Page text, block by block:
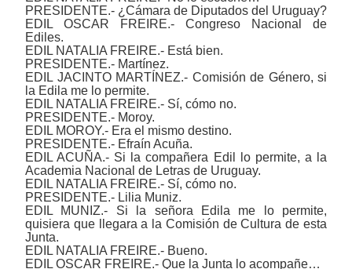
PRESIDENTE.- ¿Cámara de Diputados del Uruguay?
EDIL OSCAR FREIRE.- Congreso Nacional de
Ediles.
EDIL NATALIA FREIRE.- Está bien.
PRESIDENTE.- Martínez.
EDIL JACINTO MARTÍNEZ.- Comisión de Género, si
la Edila me lo permite.
EDIL NATALIA FREIRE.- Sí, cómo no.
PRESIDENTE.- Moroy.
EDIL MOROY.- Era el mismo destino.
PRESIDENTE.- Efraín Acuña.
EDIL ACUÑA.- Si la compañera Edil lo permite, a la
Academia Nacional de Letras de Uruguay.
EDIL NATALIA FREIRE.- Sí, cómo no.
PRESIDENTE.- Lilia Muniz.
EDIL MUNIZ.- Si la señora Edila me lo permite,
quisiera que llegara a la Comisión de Cultura de esta
Junta.
EDIL NATALIA FREIRE.- Bueno.
EDIL OSCAR FREIRE.- Que la Junta lo acompañe…